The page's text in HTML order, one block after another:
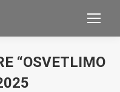
“OSVETLIMO